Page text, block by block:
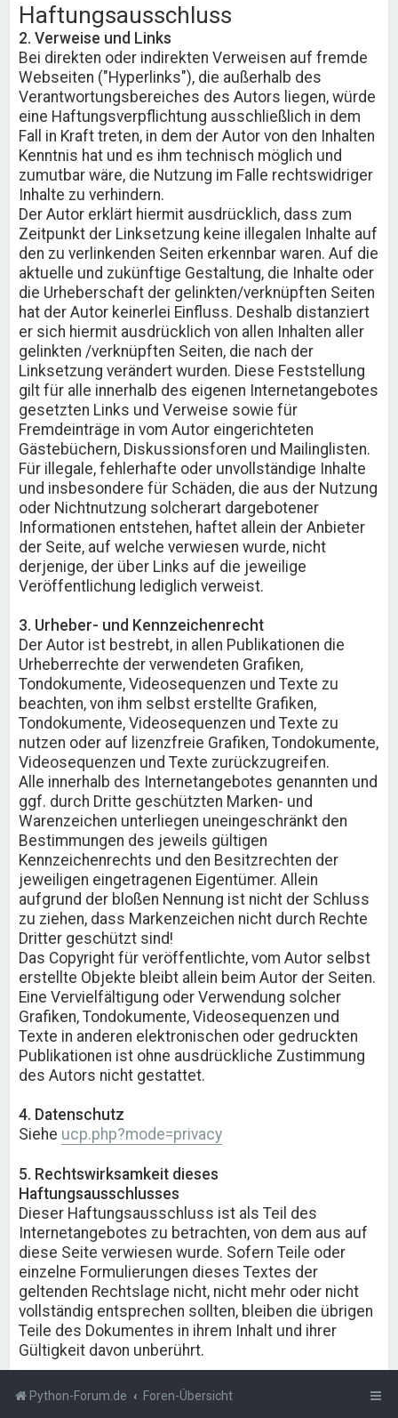
Haftungsausschluss
2. Verweise und Links
Bei direkten oder indirekten Verweisen auf fremde
Webseiten ("Hyperlinks"), die außerhalb des
Verantwortungsbereiches des Autors liegen, würde
eine Haftungsverpflichtung ausschließlich in dem
Fall in Kraft treten, in dem der Autor von den Inhalten
Kenntnis hat und es ihm technisch möglich und
zumutbar wäre, die Nutzung im Falle rechtswidriger
Inhalte zu verhindern.
Der Autor erklärt hiermit ausdrücklich, dass zum
Zeitpunkt der Linksetzung keine illegalen Inhalte auf
den zu verlinkenden Seiten erkennbar waren. Auf die
aktuelle und zukünftige Gestaltung, die Inhalte oder
die Urheberschaft der gelinkten/verknüpften Seiten
hat der Autor keinerlei Einfluss. Deshalb distanziert
er sich hiermit ausdrücklich von allen Inhalten aller
gelinkten /verknüpften Seiten, die nach der
Linksetzung verändert wurden. Diese Feststellung
gilt für alle innerhalb des eigenen Internetangebotes
gesetzten Links und Verweise sowie für
Fremdeinträge in vom Autor eingerichteten
Gästebüchern, Diskussionsforen und Mailinglisten.
Für illegale, fehlerhafte oder unvollständige Inhalte
und insbesondere für Schäden, die aus der Nutzung
oder Nichtnutzung solcherart dargebotener
Informationen entstehen, haftet allein der Anbieter
der Seite, auf welche verwiesen wurde, nicht
derjenige, der über Links auf die jeweilige
Veröffentlichung lediglich verweist.
3. Urheber- und Kennzeichenrecht
Der Autor ist bestrebt, in allen Publikationen die
Urheberrechte der verwendeten Grafiken,
Tondokumente, Videosequenzen und Texte zu
beachten, von ihm selbst erstellte Grafiken,
Tondokumente, Videosequenzen und Texte zu
nutzen oder auf lizenzfreie Grafiken, Tondokumente,
Videosequenzen und Texte zurückzugreifen.
Alle innerhalb des Internetangebotes genannten und
ggf. durch Dritte geschützten Marken- und
Warenzeichen unterliegen uneingeschränkt den
Bestimmungen des jeweils gültigen
Kennzeichenrechts und den Besitzrechten der
jeweiligen eingetragenen Eigentümer. Allein
aufgrund der bloßen Nennung ist nicht der Schluss
zu ziehen, dass Markenzeichen nicht durch Rechte
Dritter geschützt sind!
Das Copyright für veröffentlichte, vom Autor selbst
erstellte Objekte bleibt allein beim Autor der Seiten.
Eine Vervielfältigung oder Verwendung solcher
Grafiken, Tondokumente, Videosequenzen und
Texte in anderen elektronischen oder gedruckten
Publikationen ist ohne ausdrückliche Zustimmung
des Autors nicht gestattet.
4. Datenschutz
Siehe ucp.php?mode=privacy
5. Rechtswirksamkeit dieses
Haftungsausschlusses
Dieser Haftungsausschluss ist als Teil des
Internetangebotes zu betrachten, von dem aus auf
diese Seite verwiesen wurde. Sofern Teile oder
einzelne Formulierungen dieses Textes der
geltenden Rechtslage nicht, nicht mehr oder nicht
vollständig entsprechen sollten, bleiben die übrigen
Teile des Dokumentes in ihrem Inhalt und ihrer
Gültigkeit davon unberührt.
Python-Forum.de Foren-Übersicht